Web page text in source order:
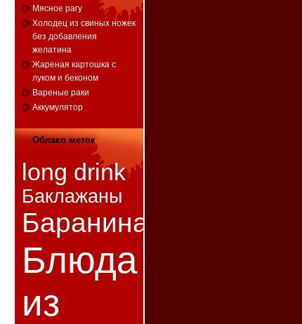
Мясное рагу
Холодец из свиных ножек
без добавления
желатина
Жареная картошка с
луком и беконом
Вареные раки
Аккумулятор
Облако меток
long drink
Баклажаны
Баранина
Блюда
из